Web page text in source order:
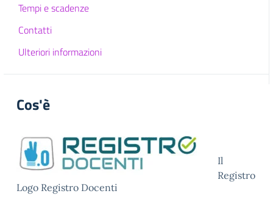
Tempi e scadenze
Contatti
Ulteriori informazioni
Cos'è
Logo Registro Docenti
Il
Registro